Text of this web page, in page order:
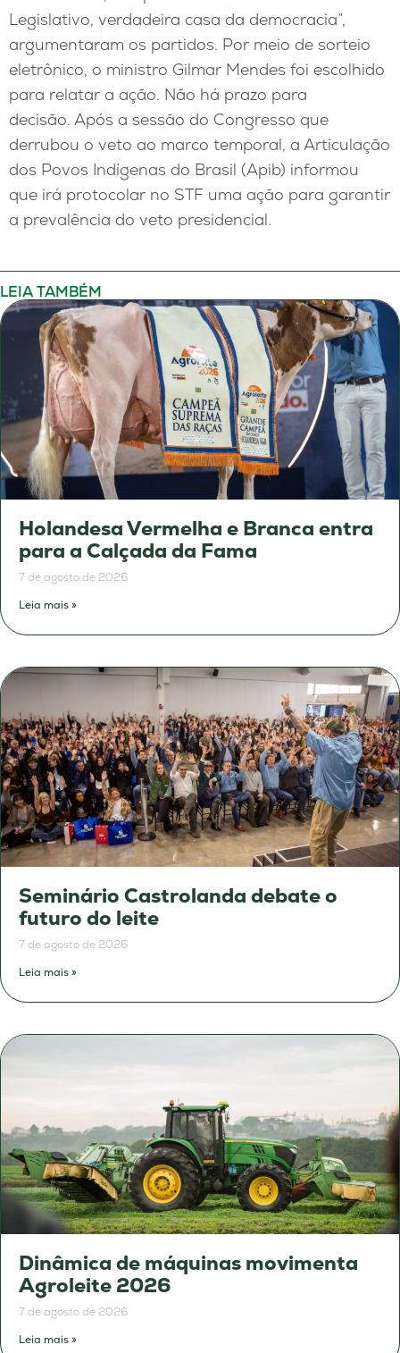
Legislativo, verdadeira casa da democracia”,
argumentaram os partidos. Por meio de sorteio
eletrônico, o ministro Gilmar Mendes foi escolhido
para relatar a ação. Não há prazo para
decisão. Após a sessão do Congresso que
derrubou o veto ao marco temporal, a Articulação
dos Povos Indígenas do Brasil (Apib) informou
que irá protocolar no STF uma ação para garantir
a prevalência do veto presidencial.
LEIA TAMBÉM
Holandesa Vermelha e Branca entra
para a Calçada da Fama
7 de agosto de 2026
Leia mais »
Seminário Castrolanda debate o
futuro do leite
7 de agosto de 2026
Leia mais »
Dinâmica de máquinas movimenta
Agroleite 2026
7 de agosto de 2026
Leia mais »